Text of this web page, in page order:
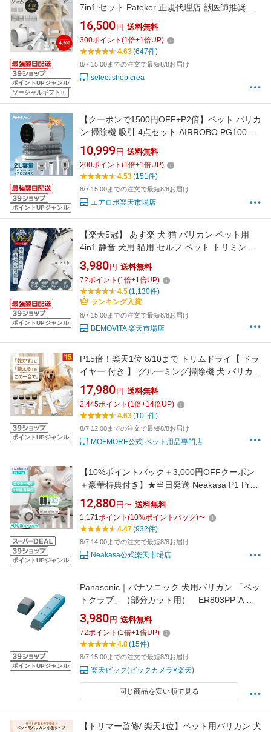
ポイントUPジャンル
ソーシャルギフト可
7in1 セット Pateker 正規代理店 獣医師推奨 グ
ルーミングセット 犬用 バリカン 掃除機 ペット
用品 猫 犬 ブラシ 換毛期 抜け毛 自宅 トリミン
グ 全身 低騒音 クリーナー 吸引式バリカン 家庭
用 ギフト プレゼント 送料無料
16,500 円 送料無料
300ポイント (1倍+1倍UP)
4.63(647件)
8/7 15:00までの注文で最短8/8お届け
select shop crea
ポイントUPジャンル
【クーポンで1500円OFF+P2倍】ペット バリカ
ン 掃除機 吸引 4点セット AIRROBO PG100 静
音 ペット用バリカン 犬 猫 バリカン 強力 トリ
ミング バリカン セット ペットグルーミング ク
リーナー 犬用 猫用 グルーミング 掃除機 電動バ
リカン抜け毛 自動吸引
10,999 円 送料無料
200ポイント (1倍+1倍UP)
4.53(151件)
8/7 15:00までの注文で最短8/8お届け
エアロボ楽天市場店
ポイントUPジャンル
【楽天5冠】 あす楽 犬 猫 バリカン ペット用
4in1 静音 犬用 猫用 セルフ ペット トリミング
部分カット 全身 充電式 コードレス プロ仕様 う
さぎ トリマー 1年保証 日本語説明書 足裏 お手
入れ 水洗い アタッチメント 軽量 軽い
3,980 円 送料無料
72ポイント (1倍+1倍UP)
4.5(1,130件)
ランキング入賞
8/7 15:00までの注文で最短8/8お届け
BEMOVITA 楽天市場店
ポイントUPジャンル
P15倍！楽天1位 8/10まで トリムドライ【 ドラ
イヤー 付き 】 グルーミング掃除機 犬 バリカン
猫 トリミング 犬用バリカン 掃除機 ペット トリ
ミング ブラッシング 抜け毛 1.8L 大容量
12500pa 吸引 4段階調整 1台3役 MOFMORE モ
フモア 【土日もあす楽！返金保証】
17,980 円 送料無料
2,445ポイント (1倍+14倍UP)
4.63(101件)
8/7 12:00までの注文で最短8/8お届け
MOFMORE公式 ペット用品専門店
ポイントUPジャンル
【10%ポイントバック＋3,000円OFFクーポン
＋豪華特典付き】★当日発送 Neakasa P1 Pro
ペットバリカン 吸引式 犬バリカン ペットグル
ーミング掃除機 5In1 静音 吸引 バリカン 犬用バ
リカン ペット掃除機 ペット用品 ペット用バリ
カン 小 中型犬 トリミング 換毛期対策
12,880 円〜 送料無料
1,171ポイント (10%ポイントバック)〜
4.47(932件)
8/7 14:00までの注文で最短8/8お届け
Neakasa公式楽天市場店
ポイントUPジャンル
Panasonic｜パナソニック 犬用バリカン 「ペッ
トクラブ」（部分カット用） ER803PP-A 青
[ER803PPA]【rb_pcp】【rb_beauty_cpn】
3,980 円 送料無料
72ポイント (1倍+1倍UP)
4.8(15件)
8/7 15:00までの注文で最短8/9お届け
楽天ビック(ビックカメラ×楽天)
同じ商品を安い順で見る
【トリマー監修/ 楽天1位】ペット用バリカン 犬